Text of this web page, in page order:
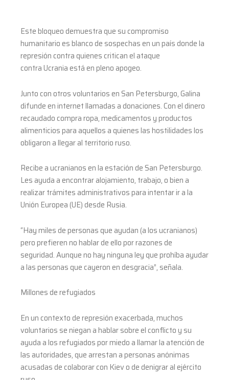
Este bloqueo demuestra que su compromiso
humanitario es blanco de sospechas en un país donde la
represión contra quienes critican el ataque
contra Ucrania está en pleno apogeo.
Junto con otros voluntarios en San Petersburgo, Galina
difunde en internet llamadas a donaciones. Con el dinero
recaudado compra ropa, medicamentos y productos
alimenticios para aquellos a quienes las hostilidades los
obligaron a llegar al territorio ruso.
Recibe a ucranianos en la estación de San Petersburgo.
Les ayuda a encontrar alojamiento, trabajo, o bien a
realizar trámites administrativos para intentar ir a la
Unión Europea (UE) desde Rusia.
“Hay miles de personas que ayudan (a los ucranianos)
pero prefieren no hablar de ello por razones de
seguridad. Aunque no hay ninguna ley que prohíba ayudar
a las personas que cayeron en desgracia”, señala.
Millones de refugiados
En un contexto de represión exacerbada, muchos
voluntarios se niegan a hablar sobre el conflicto y su
ayuda a los refugiados por miedo a llamar la atención de
las autoridades, que arrestan a personas anónimas
acusadas de colaborar con Kiev o de denigrar al ejército